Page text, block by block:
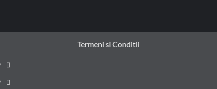
Termeni si Conditii
Prima
pagină
Știri